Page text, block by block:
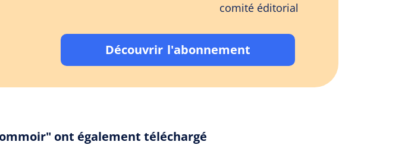
comité éditorial
Découvrir l'abonnement
ont également téléchargé